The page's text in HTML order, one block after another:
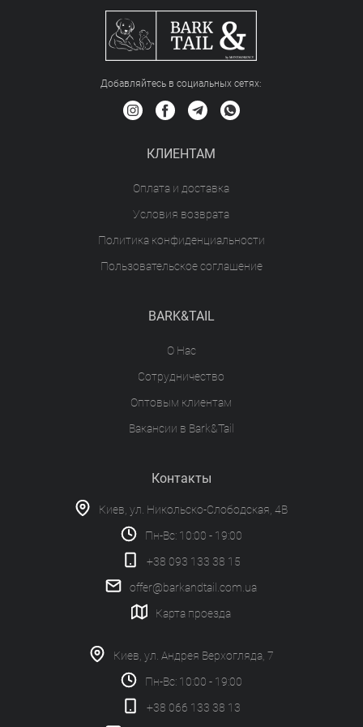
Добавляйтесь в социальных сетяx:
КЛИЕНТАМ
Оплата и доставка
Условия возврата
Политика конфиденциальности
Пользовательское соглашение
BARK&TAIL
О Нас
Сотрудничество
Оптовым клиентам
Вакансии в Bark&Tail
Контакты
Киев, ул. Никольско-Слободская, 4В
Пн-Вс: 10:00 - 19:00
+38 093 133 38 15
offer@barkandtail.com.ua
Карта проезда
Киев, ул. Андрея Верхогляда, 7
Пн-Вс: 10:00 - 19:00
+38 066 133 38 13